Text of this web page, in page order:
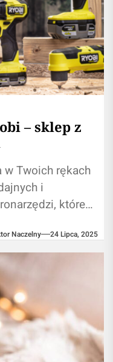
– sklep z
w Twoich rękach
i
które
Naczelny 24 Lipca, 2025